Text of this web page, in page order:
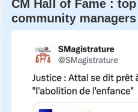
CM Hall of Fame :
community managers
JE
MOT DE PASSE
Ma
ME